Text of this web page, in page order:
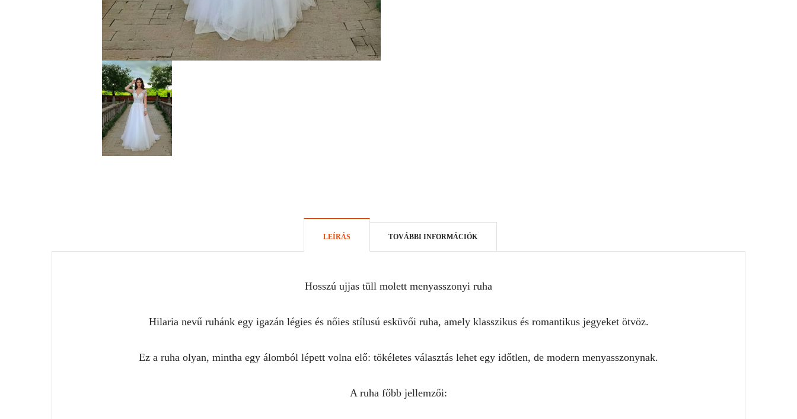
LEÍRÁS TOVÁBBI INFORMÁCIÓK
Hosszú ujjas tüll molett menyasszonyi ruha
Hilaria nevű ruhánk egy igazán légies és nőies stílusú esküvői ruha, amely klasszikus és romantikus jegyeket ötvöz.
Ez a ruha olyan, mintha egy álomból lépett volna elő: tökéletes választás lehet egy időtlen, de modern menyasszonynak.
A ruha főbb jellemzői: